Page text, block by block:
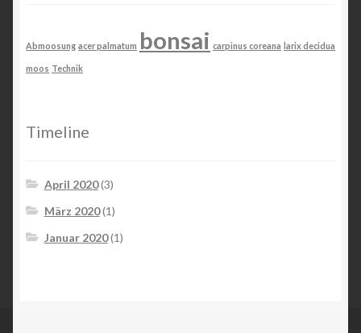
Abmoosung acer palmatum bonsai carpinus coreana larix decidua
moos Technik
Timeline
April 2020(3)
März 2020(1)
Januar 2020(1)